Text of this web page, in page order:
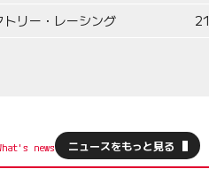
リー・レーシング
ニュースをもっと見る